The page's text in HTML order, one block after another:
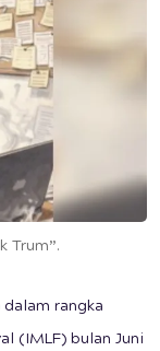
Trum”.
rangka
(IMLF) bulan Juni